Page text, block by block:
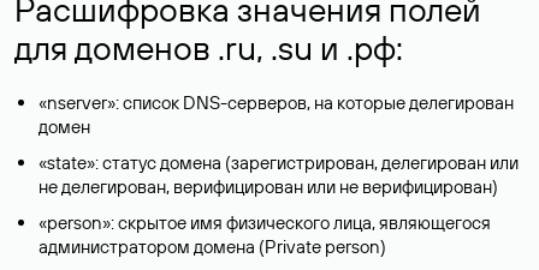
Расшифровка значения полей
для доменов .ru, .su и .рф:
«nserver»: список DNS-серверов, на которые делегирован
домен
«state»: статус домена (зарегистрирован, делегирован или
не делегирован, верифицирован или не верифицирован)
«person»: скрытое имя физического лица, являющегося
администратором домена (Privatе person)